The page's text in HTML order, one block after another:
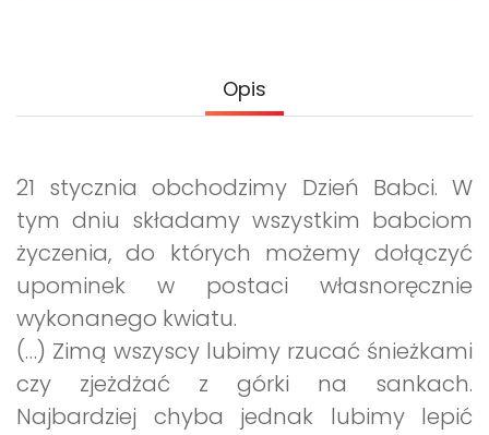
Opis
21 stycznia obchodzimy Dzień Babci. W
tym dniu składamy wszystkim babciom
życzenia, do których możemy dołączyć
upominek w postaci własnoręcznie
wykonanego kwiatu.
(…) Zimą wszyscy lubimy rzucać śnieżkami
czy zjeżdżać z górki na sankach.
Najbardziej chyba jednak lubimy lepić